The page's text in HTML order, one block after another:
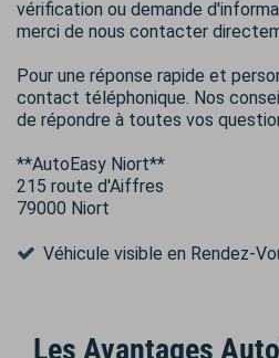
vérification ou demande
merci de nous contacter
Pour une réponse rapide et
contact téléphonique. Nos
de répondre à toutes vos
**AutoEasy Niort**
215 route d'Aiffres
79000 Niort
Véhicule visible en Rendez-
Les Avantages